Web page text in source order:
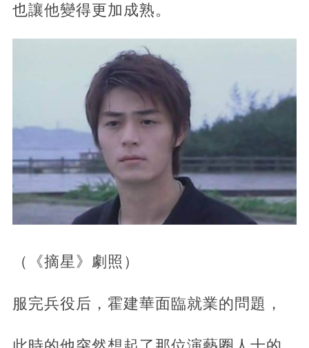
也讓他變得更加成熟。
（《摘星》劇照）
服完兵役后，霍建華面臨就業的問題，